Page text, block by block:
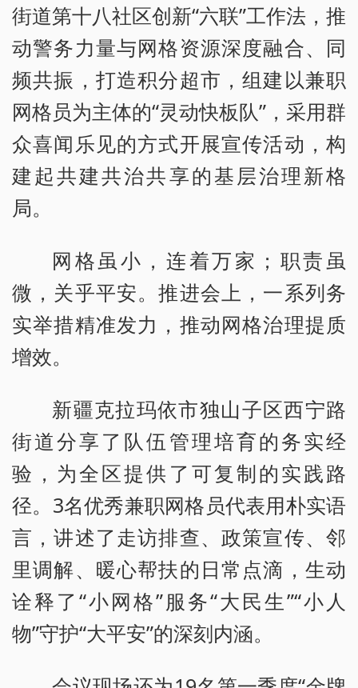
街道第十八社区创新“六联”工作法，推
动警务力量与网格资源深度融合、同
频共振，打造积分超市，组建以兼职
网格员为主体的“灵动快板队”，采用群
众喜闻乐见的方式开展宣传活动，构
建起共建共治共享的基层治理新格
局。
网格虽小，连着万家；职责虽
微，关乎平安。推进会上，一系列务
实举措精准发力，推动网格治理提质
增效。
新疆克拉玛依市独山子区西宁路
街道分享了队伍管理培育的务实经
验，为全区提供了可复制的实践路
径。3名优秀兼职网格员代表用朴实语
言，讲述了走访排查、政策宣传、邻
里调解、暖心帮扶的日常点滴，生动
诠释了“小网格”服务“大民生”“小人
物”守护“大平安”的深刻内涵。